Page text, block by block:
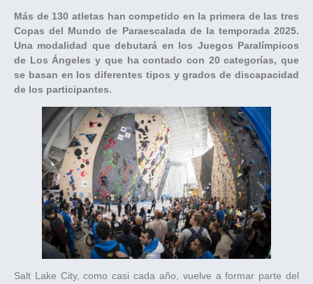
Más de 130 atletas han competido en la primera de las tres
Copas del Mundo de Paraescalada de la temporada 2025.
Una modalidad que debutará en los Juegos Paralímpicos
de Los Ángeles y que ha contado con 20 categorías, que
se basan en los diferentes tipos y grados de discapacidad
de los participantes.
Salt Lake City, como casi cada año, vuelve a formar parte del